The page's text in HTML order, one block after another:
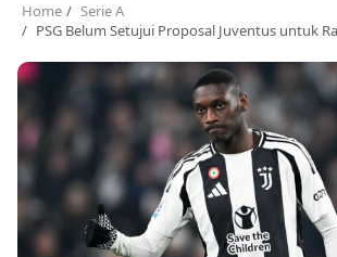
Home
Serie A
PSG Belum Setujui Proposal Juventus untuk